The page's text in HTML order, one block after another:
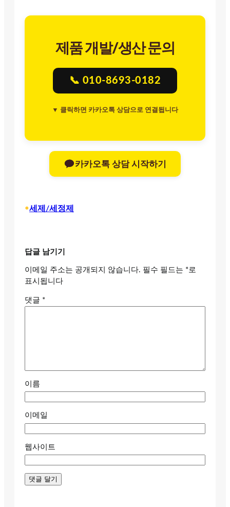
제품 개발/생산 문의
📞 010-8693-0182
▼ 클릭하면 카카오톡 상담으로 연결됩니다
카카오톡 상담 시작하기
•세제/세정제
답글 남기기
이메일 주소는 공개되지 않습니다. 필수 필드는 *로
표시됩니다
댓글 *
이름
이메일
웹사이트